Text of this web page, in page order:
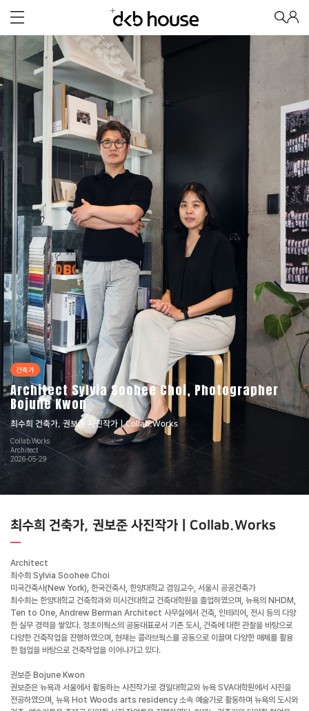
건축가
Architect Sylvia Soohee Choi, Photographer
Bojune Kwon
최수희 건축가, 권보준 사진작가ㅣCollab.Works
Collab.Works
Architect
2026-05-29
최수희 건축가, 권보준 사진작가ㅣCollab.Works
Architect
최수희 Sylvia Soohee Choi
미국건축사(New York), 한국건축사, 한양대학교 겸임교수, 서울시 공공건축가
최수희는 한양대학교 건축학과와 미시건대학교 건축대학원을 졸업하였으며, 뉴욕의 NHDM,
Ten to One, Andrew Berman Architect 사무실에서 건축, 인테리어, 전시 등의 다양
한 실무 경력을 쌓았다. 정초이웍스의 공동대표로서 기존 도시, 건축에 대한 관찰을 바탕으로
다양한 건축작업을 진행하였으며, 현재는 콜라브웍스를 공동으로 이끌며 다양한 매체를 활용
한 협업을 바탕으로 건축작업을 이어나가고 있다.
권보준 Bojune Kwon
권보준은 뉴욕과 서울에서 활동하는 사진작가로 경일대학교와 뉴욕 SVA대학원에서 사진을
전공하였으며, 뉴욕 Hot Woods arts residency 소속 예술가로 활동하며 뉴욕의 도시와